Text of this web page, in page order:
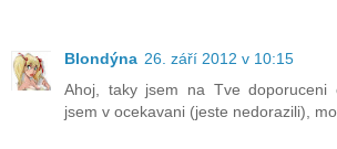
Blondýna 26. září 2012 v 10:15
Ahoj, taky jsem na Tve doporuceni
jsem v ocekavani (jeste nedorazili),